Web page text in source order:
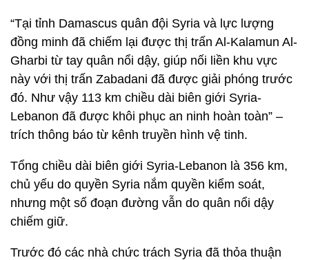
“Tại tỉnh Damascus quân đội Syria và lực lượng
đồng minh đã chiếm lại được thị trấn Al-Kalamun Al-
Gharbi từ tay quân nổi dậy, giúp nối liền khu vực
này với thị trấn Zabadani đã được giải phóng trước
đó. Như vậy 113 km chiều dài biên giới Syria-
Lebanon đã được khôi phục an ninh hoàn toàn” –
trích thông báo từ kênh truyền hình vệ tinh.
Tổng chiều dài biên giới Syria-Lebanon là 356 km,
chủ yếu do quyền Syria nắm quyền kiểm soát,
nhưng một số đoạn đường vẫn do quân nổi dậy
chiếm giữ.
Trước đó các nhà chức trách Syria đã thỏa thuận